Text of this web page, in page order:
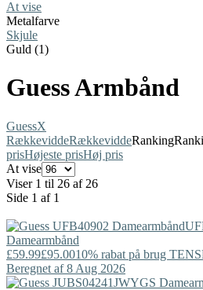
At vise
Metalfarve
Skjule
Guld (1)
Guess Armbånd
GuessX
RækkeviddeRækkeviddeRanking
prisHøjeste prisHøj pris
At vise
Viser 1 til 26 af 26
Side 1 af 1
Damearmbånd
£59.99£95.0010% rabat på brug
Beregnet af 8 Aug 2026